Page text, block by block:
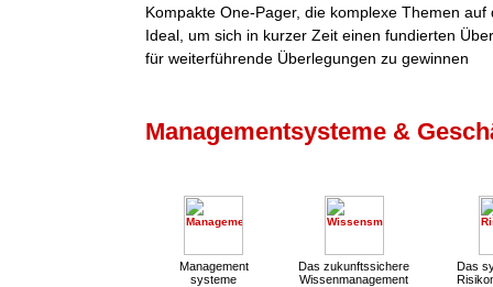
Kompakte One-Pager, die komplexe Themen
Ideal, um sich in kurzer Zeit einen fundierten
für weiterführende Überlegungen zu gewinnen
Managementsysteme &
Management
systeme
Das zukunftssichere
Wissenmanagement
Das